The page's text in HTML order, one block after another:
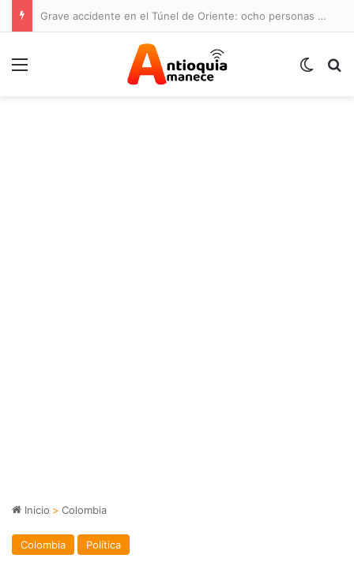
Grave accidente en el Túnel de Oriente: ocho personas lesionadas y cierre de la vía
Menú
Inicio > Colombia
Colombia Política